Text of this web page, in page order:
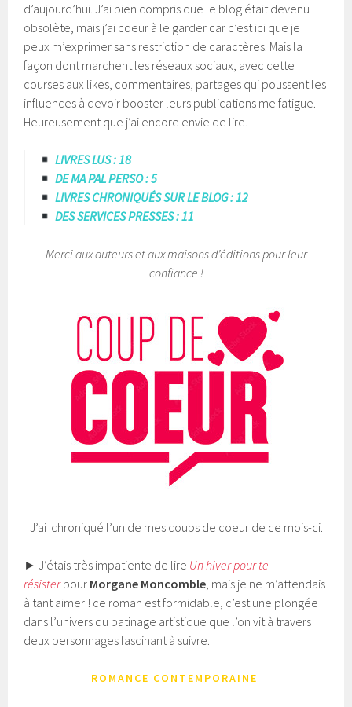
d’aujourd’hui. J’ai bien compris que le blog était devenu
obsolète, mais j’ai coeur à le garder car c’est ici que je
peux m’exprimer sans restriction de caractères. Mais la
façon dont marchent les réseaux sociaux, avec cette
courses aux likes, commentaires, partages qui poussent les
influences à devoir booster leurs publications me fatigue.
Heureusement que j’ai encore envie de lire.
LIVRES LUS : 18
DE MA PAL PERSO : 5
LIVRES CHRONIQUÉS SUR LE BLOG : 12
DES SERVICES PRESSES : 11
Merci aux auteurs et aux maisons d’éditions pour leur
confiance !
J’ai chroniqué l’un de mes coups de coeur de ce mois-ci.
► J’étais très impatiente de lire Un hiver pour te
résisterpour Morgane Moncomble, mais je ne m’attendais
à tant aimer ! ce roman est formidable, c’est une plongée
dans l’univers du patinage artistique que l’on vit à travers
deux personnages fascinant à suivre.
ROMANCE CONTEMPORAINE